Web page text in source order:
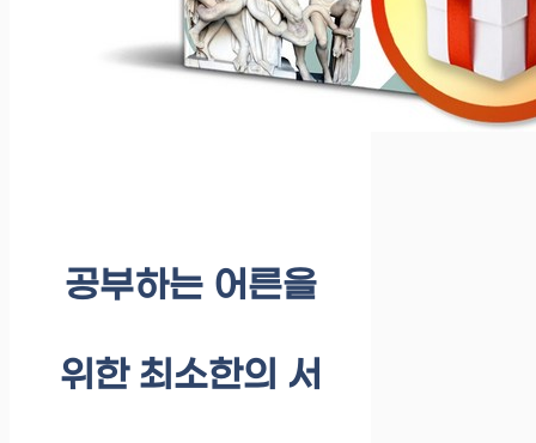
공부하는 어른을
위한 최소한의 서